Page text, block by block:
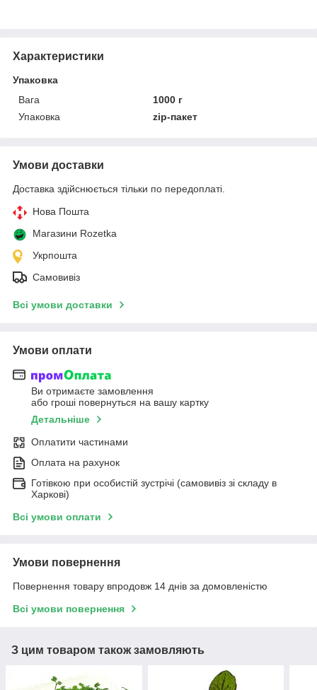
Характеристики
Упаковка
Вага
1000 г
Упаковка
zip-пакет
Умови доставки
Доставка здійснюється тільки по передоплаті.
Нова Пошта
Магазини Rozetka
Укрпошта
Самовивіз
Всі умови доставки
Умови оплати
Ви отримаєте замовлення
або гроші повернуться на вашу картку
Детальніше
Оплатити частинами
Оплата на рахунок
Готівкою при особистій зустрічі (самовивіз зі складу в
Харкові)
Всі умови оплати
Умови повернення
Повернення товару впродовж 14 днів за домовленістю
Всі умови повернення
З цим товаром також замовляють